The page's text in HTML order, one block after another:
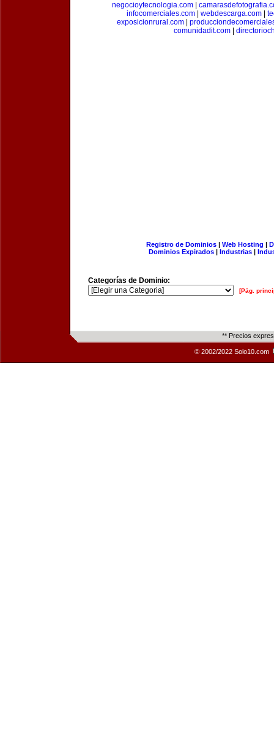
negocioytecnologia.com
infocomerciales.com| webdescarga.com|
exposicionrural.com
comunidadit.com|
Registro de Dominios| Web Hosting |
Dominios Expirados | Industrias |
Categorías de Dominio:
[Pág.
** Precios
© 2002/2022 Solo10.com